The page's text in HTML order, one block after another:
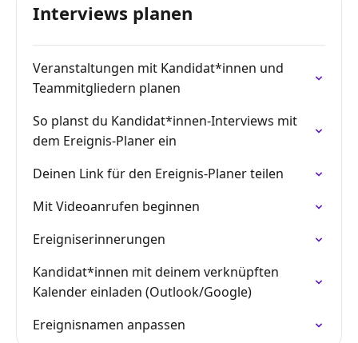
Interviews planen
Veranstaltungen mit Kandidat*innen und
Teammitgliedern planen
So planst du Kandidat*innen-Interviews mit
dem Ereignis-Planer ein
Deinen Link für den Ereignis-Planer teilen
Mit Videoanrufen beginnen
Ereigniserinnerungen
Kandidat*innen mit deinem verknüpften
Kalender einladen (Outlook/Google)
Ereignisnamen anpassen